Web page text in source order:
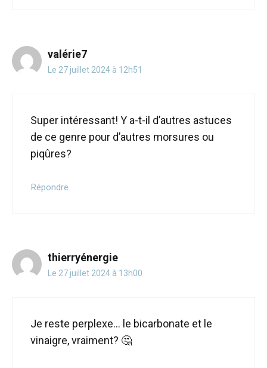
valérie7
Le 27 juillet 2024 à 12h51
Super intéressant! Y a-t-il d’autres astuces
de ce genre pour d’autres morsures ou
piqûres?
Répondre
thierryénergie
Le 27 juillet 2024 à 13h00
Je reste perplexe… le bicarbonate et le
vinaigre, vraiment? 🤔